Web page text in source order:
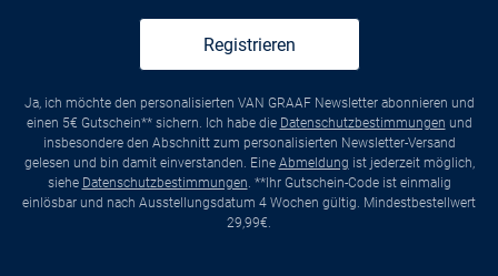
Registrieren
Ja, ich möchte den personalisierten VAN GRAAF Newsletter abonnieren und
einen 5€ Gutschein** sichern. Ich habe die Datenschutzbestimmungen und
insbesondere den Abschnitt zum personalisierten Newsletter-Versand
gelesen und bin damit einverstanden. Eine Abmeldung ist jederzeit möglich,
siehe Datenschutzbestimmungen. **Ihr Gutschein-Code ist einmalig
einlösbar und nach Ausstellungsdatum 4 Wochen gültig. Mindestbestellwert
29,99€.